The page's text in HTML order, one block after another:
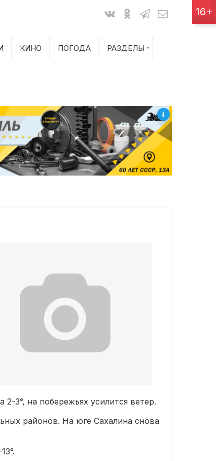
КИНО ПОГОДА РАЗДЕЛЫ
Показания счетчиков
Билеты на поезд
3°, на побережьях усилится ветер.
районов. На юге Сахалина снова
16+